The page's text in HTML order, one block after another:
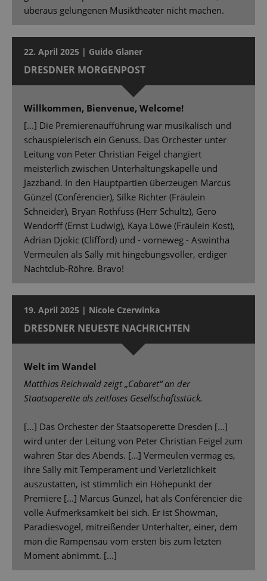
überaus gelungenen Musiktheater nicht machen.
22. April 2025 | Guido Glaner
DRESDNER MORGENPOST
Willkommen, Bienvenue, Welcome!
[...] Die Premierenaufführung war musikalisch und
schauspielerisch ein Genuss. Das Orchester unter
Leitung von Peter Christian Feigel changiert
meisterlich zwischen Unterhaltungskapelle und
Jazzband. In den Hauptpartien überzeugen Marcus
Günzel (Conférencier), Silke Richter (Fräulein
Schneider), Bryan Rothfuss (Herr Schultz), Gero
Wendorff (Ernst Ludwig), Kaya Löwe (Fräulein Kost),
Adrian Djokic (Clifford) und - vorneweg - Aswintha
Vermeulen als Sally mit hingebungsvoller, erdiger
Nachtclub-Röhre. Bravo!
19. April 2025 | Nicole Czerwinka
DRESDNER NEUESTE NACHRICHTEN
Welt im Wandel
Matthias Reichwald zeigt „Cabaret“ an der
Staatsoperette als zeitloses Gesellschaftsstück.
[...] Das Orchester der Staatsoperette Dresden [...]
wird unter der Leitung von Peter Christian Feigel zum
wahren Star des Abends. [...] Vermeulen vermag es,
ihre Sally mit Temperament und Verletzlichkeit
auszustatten, ist stimmlich ein Höhepunkt der
Premiere [...] Marcus Günzel, hat als Conférencier die
volle Aufmerksamkeit bei sich. Er ist Showman,
Paradiesvogel, mitreißender Unterhalter, einer, dem
man die Rampensau vom ersten bis zum letzten
Moment abnimmt. [...]